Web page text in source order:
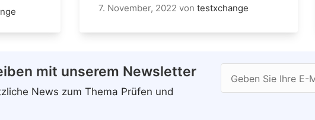
7. November, 2022 von testxchange
mit unserem Newsletter
News zum Thema Prüfen und
Geben Sie Ihre E-